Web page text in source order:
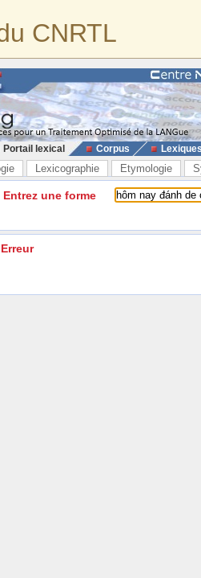
CNRTL
Portail lexical Corpus
Lexicographie Etymologie
Entrez une forme
Erreur